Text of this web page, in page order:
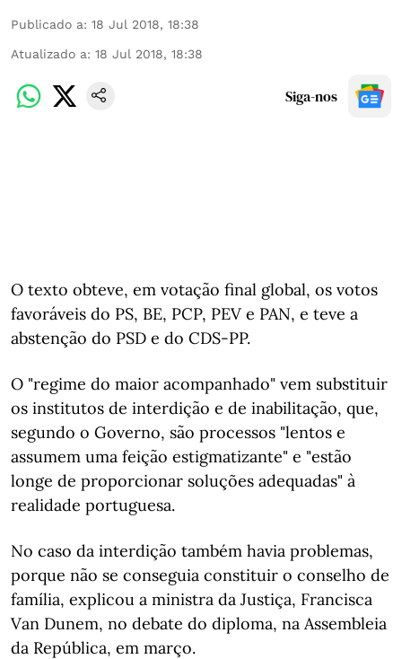
Publicado a: 18 Jul 2018, 18:38
Atualizado a: 18 Jul 2018, 18:38
Siga-nos
O texto obteve, em votação final global, os votos
favoráveis do PS, BE, PCP, PEV e PAN, e teve a
abstenção do PSD e do CDS-PP.
O "regime do maior acompanhado" vem substituir
os institutos de interdição e de inabilitação, que,
segundo o Governo, são processos "lentos e
assumem uma feição estigmatizante" e "estão
longe de proporcionar soluções adequadas" à
realidade portuguesa.
No caso da interdição também havia problemas,
porque não se conseguia constituir o conselho de
família, explicou a ministra da Justiça, Francisca
Van Dunem, no debate do diploma, na Assembleia
da República, em março.